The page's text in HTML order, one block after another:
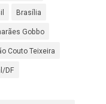
Brasília
Gobbo
Couto Teixeira
DF